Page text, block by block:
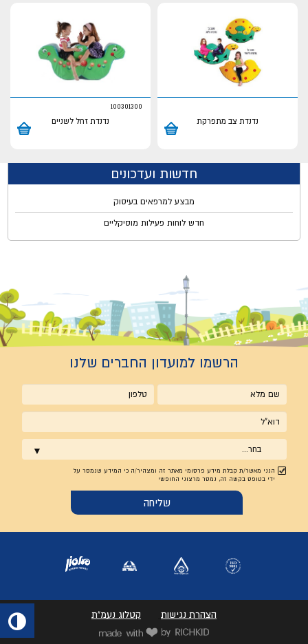
נדנדת צב מתפרקת
100301300
נדנדת זחל לשניים
חדשות ועדכונים
מבצע למרפאים בעיסוק
חדש לוחות פעילות מוסיקליים
הרשמו למועדון החברים שלנו
שם
מלא
טלפון
אימייל
בחר...
הנני מאשר/ת קבלת מידע פרסומי מאתר זה ומצהיר/ה כי המידע שנמסר על
ידי בטופס בקשה זה, נמסר מרצוני החופשי
הצהרת נגישות קטלוג נעמ"ת